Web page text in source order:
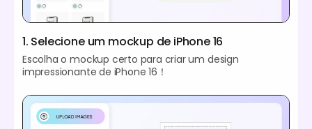
1. Selecione um mockup de iPhone 16
Escolha o mockup certo para criar um design
impressionante de iPhone 16！